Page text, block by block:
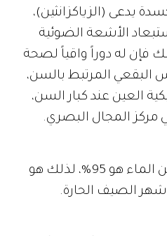
يدعى (الزياكزانثين)،
الأشعة الضوئية
فإن له دوراً واقياً لصحة
البقعي المرتبط بالسن،
العين عند كبار السن،
مركز المجال البصري.
ذكرنا أن محتوى الشمام من الماء هو 95%، لذلك هو
الصيف الحارة.